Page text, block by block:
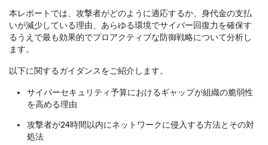
本レポートでは、攻撃者がどのように適応するか、身代金の支払
いが減少している理由、あらゆる環境でサイバー回復力を確保す
るうえで最も効果的でプロアクティブな防御戦略について分析し
ます。
以下に関するガイダンスをご紹介します。
サイバーセキュリティ予算におけるギャップが組織の脆弱性
を高める理由
攻撃者が24時間以内にネットワークに侵入する方法とその対
処法